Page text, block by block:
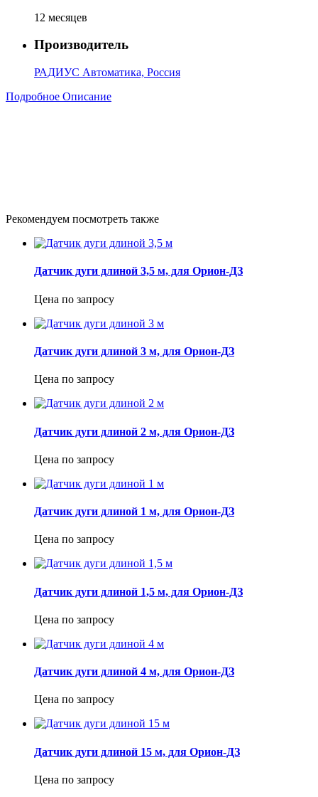
12 месяцев
Производитель
РАДИУС Автоматика, Россия
Подробное Описание
Рекомендуем посмотреть также
Датчик дуги длиной 3,5 м, для Орион-ДЗ
Цена по запросу
Датчик дуги длиной 3 м, для Орион-ДЗ
Цена по запросу
Датчик дуги длиной 2 м, для Орион-ДЗ
Цена по запросу
Датчик дуги длиной 1 м, для Орион-ДЗ
Цена по запросу
Датчик дуги длиной 1,5 м, для Орион-ДЗ
Цена по запросу
Датчик дуги длиной 4 м, для Орион-ДЗ
Цена по запросу
Датчик дуги длиной 15 м, для Орион-ДЗ
Цена по запросу